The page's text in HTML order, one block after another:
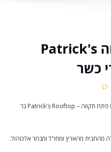
פטריקס פתח תקווה Patrick's
הפי האוור אחרי העבודה עם חבר בפטריקס פתח תקווה – Patrick's Rooftop בר
מהארץ ומחו"ל ומבחר אלכוהול.